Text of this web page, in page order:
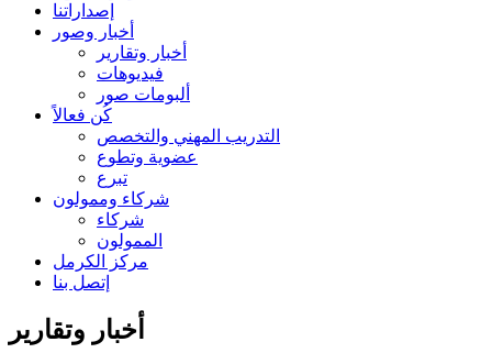
إصداراتنا
أخبار وصور
أخبار وتقارير
فيديوهات
ألبومات صور
كُن فعالاً
التدريب المهني والتخصص
عضوية وتطوع
تبرع
شركاء وممولون
شركاء
الممولون
مركز الكرمل
إتصل بنا
أخبار وتقارير